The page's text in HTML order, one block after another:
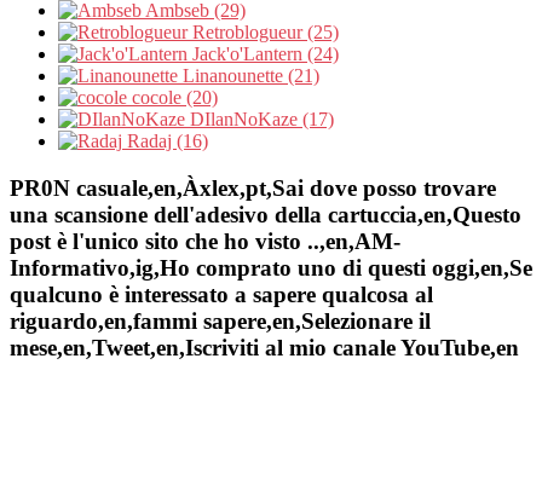
Ambseb (29)
Retroblogueur (25)
Jack'o'Lantern (24)
Linanounette (21)
cocole (20)
DIlanNoKaze (17)
Radaj (16)
PR0N casuale,en,Àxlex,pt,Sai dove posso trovare
una scansione dell'adesivo della cartuccia,en,Questo
post è l'unico sito che ho visto ..,en,AM-
Informativo,ig,Ho comprato uno di questi oggi,en,Se
qualcuno è interessato a sapere qualcosa al
riguardo,en,fammi sapere,en,Selezionare il
mese,en,Tweet,en,Iscriviti al mio canale YouTube,en